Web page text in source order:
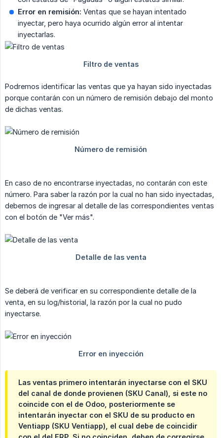
Error en remisión: Ventas que se hayan intentado
inyectar, pero haya ocurrido algún error al intentar
inyectarlas.
Podremos identificar las ventas que ya hayan sido inyectadas
porque contarán con un número de remisión debajo del monto
de dichas ventas.
En caso de no encontrarse inyectadas, no contarán con este
número. Para saber la razón por la cual no han sido inyectadas,
debemos de ingresar al detalle de las correspondientes ventas
con el botón de "Ver más".
Se deberá de verificar en su correspondiente detalle de la
venta, en su log/historial, la razón por la cual no pudo
inyectarse.
Las ventas primero intentarán inyectarse con el SKU
del canal de donde provienen (SKU Canal), si este no
coincide con el de Odoo, posteriormente se
intentarán inyectar con el SKU de su producto en
Ventiapp (SKU Ventiapp), el cual debe de coincidir